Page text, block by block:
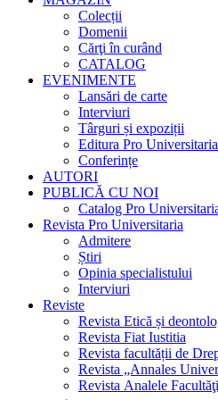
Colecții
Domenii
Cărţi în curând
CATALOG
EVENIMENTE
Lansări de carte
Interviuri
Târguri și expoziții
Editura Pro
Conferințe
AUTORI
PUBLICĂ CU NOI
Catalog Pro
Revista Pro Universitaria
Admitere
Știri
Opinia specialistului
Interviuri
Reviste
Revista Etică și
Revista Fiat Iustitia
Revista facultății de
Revista „Annales
Revista Analele